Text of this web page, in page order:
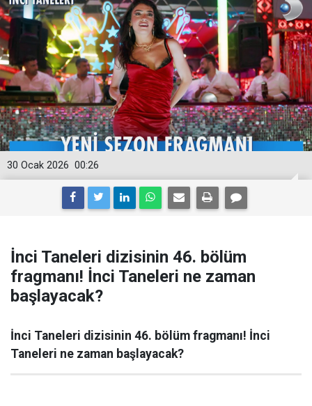
00:26
30 Ocak 2026
İnci Taneleri dizisinin 46. bölüm
fragmanı! İnci Taneleri ne zaman
başlayacak?
İnci Taneleri dizisinin 46. bölüm fragmanı! İnci
Taneleri ne zaman başlayacak?